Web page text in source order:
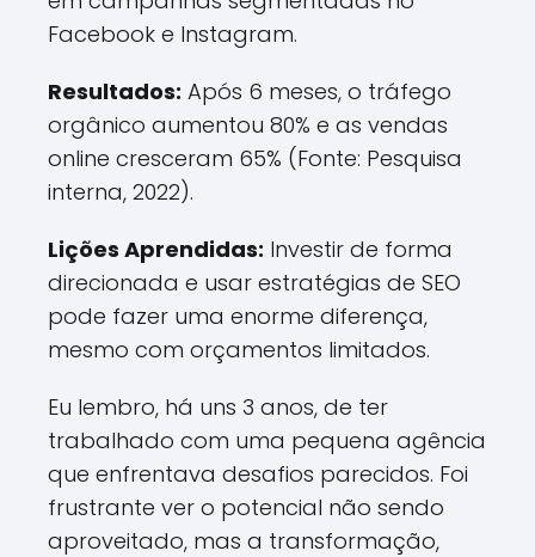
Facebook e Instagram.
Resultados: Após 6 meses, o tráfego
orgânico aumentou 80% e as vendas
online cresceram 65% (Fonte: Pesquisa
interna, 2022).
Lições Aprendidas: Investir de forma
direcionada e usar estratégias de SEO
pode fazer uma enorme diferença,
mesmo com orçamentos limitados.
Eu lembro, há uns 3 anos, de ter
trabalhado com uma pequena agência
que enfrentava desafios parecidos. Foi
frustrante ver o potencial não sendo
aproveitado, mas a transformação,